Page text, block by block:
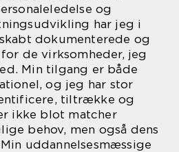
og
har jeg i
dokumenterede og
de virksomheder, jeg
Min tilgang er både
og jeg har stor
tiltrække og
ikke blot matcher
behov, men også dens
uddannelsesmæssige